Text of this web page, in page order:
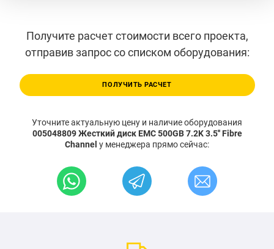
Получите расчет стоимости всего проекта,
отправив запрос со списком оборудования:
ПОЛУЧИТЬ РАСЧЕТ
Уточните актуальную цену и наличие оборудования
005048809 Жесткий диск EMC 500GB 7.2K 3.5'' Fibre
Channel у менеджера прямо сейчас: